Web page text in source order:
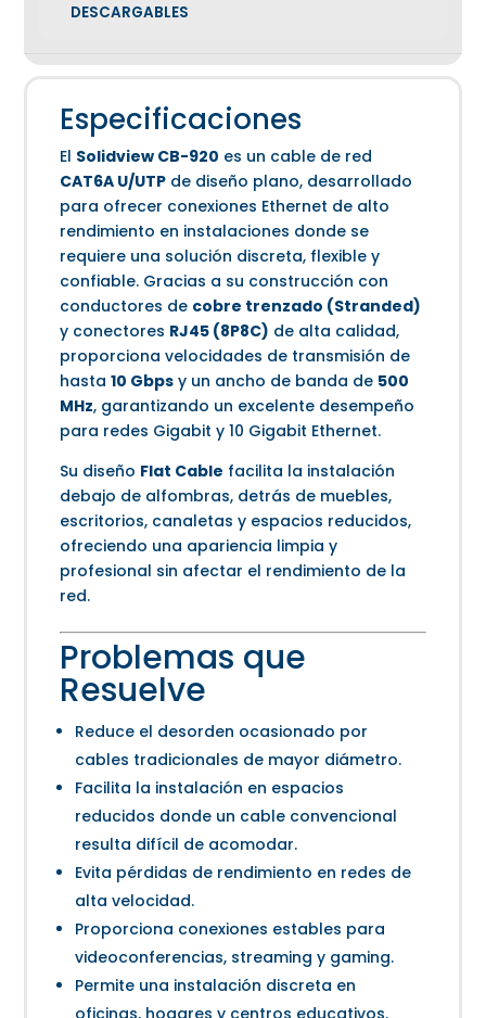
DESCARGABLES
Especificaciones
El Solidview CB-920 es un cable de red
CAT6A U/UTP de diseño plano, desarrollado
para ofrecer conexiones Ethernet de alto
rendimiento en instalaciones donde se
requiere una solución discreta, flexible y
confiable. Gracias a su construcción con
conductores de cobre trenzado (Stranded)
y conectores RJ45 (8P8C) de alta calidad,
proporciona velocidades de transmisión de
hasta10 Gbps y un ancho de banda de 500
MHz, garantizando un excelente desempeño
para redes Gigabit y 10 Gigabit Ethernet.
Su diseño Flat Cable facilita la instalación
debajo de alfombras, detrás de muebles,
escritorios, canaletas y espacios reducidos,
ofreciendo una apariencia limpia y
profesional sin afectar el rendimiento de la
red.
Problemas que
Resuelve
Reduce el desorden ocasionado por
cables tradicionales de mayor diámetro.
Facilita la instalación en espacios
reducidos donde un cable convencional
resulta difícil de acomodar.
Evita pérdidas de rendimiento en redes de
alta velocidad.
Proporciona conexiones estables para
videoconferencias, streaming y gaming.
Permite una instalación discreta en
oficinas, hogares y centros educativos.